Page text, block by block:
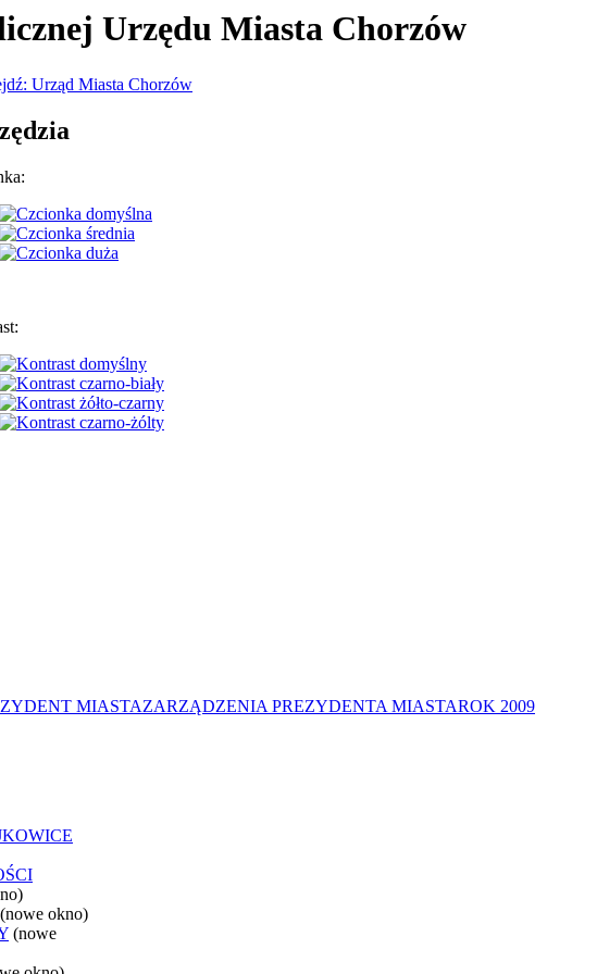
Urzędu Miasta Chorzów
MIASTAZARZĄDZENIA PREZYDENTA MIASTAROK 2009
(nowe okno)
(nowe